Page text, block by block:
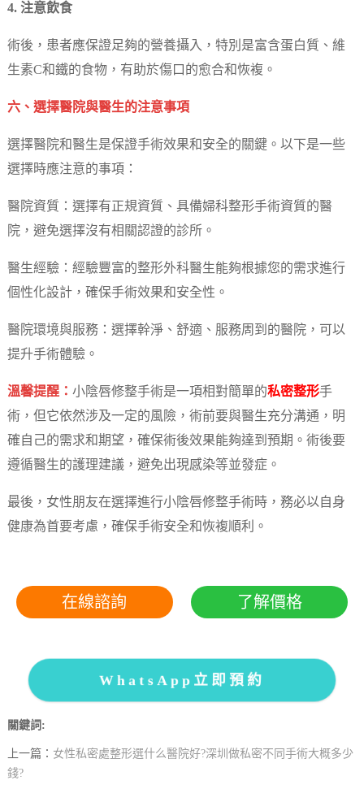
4. 注意飲食
術後，患者應保證足夠的營養攝入，特別是富含蛋白質、維
生素C和鐵的食物，有助於傷口的愈合和恢複。
六、選擇醫院與醫生的注意事項
選擇醫院和醫生是保證手術效果和安全的關鍵。以下是一些
選擇時應注意的事項：
醫院資質：選擇有正規資質、具備婦科整形手術資質的醫
院，避免選擇沒有相關認證的診所。
醫生經驗：經驗豐富的整形外科醫生能夠根據您的需求進行
個性化設計，確保手術效果和安全性。
醫院環境與服務：選擇幹淨、舒適、服務周到的醫院，可以
提升手術體驗。
溫馨提醒： 小陰唇修整手術是一項相對簡單的私密整形手
術，但它依然涉及一定的風險，術前要與醫生充分溝通，明
確自己的需求和期望，確保術後效果能夠達到預期。術後要
遵循醫生的護理建議，避免出現感染等並發症。
最後，女性朋友在選擇進行小陰唇修整手術時，務必以自身
健康為首要考慮，確保手術安全和恢複順利。
在線諮詢 了解價格
WhatsApp立即預約
關鍵詞:
上一篇： 女性私密處整形選什么醫院好?深圳做私密不同手術大概多少
錢?